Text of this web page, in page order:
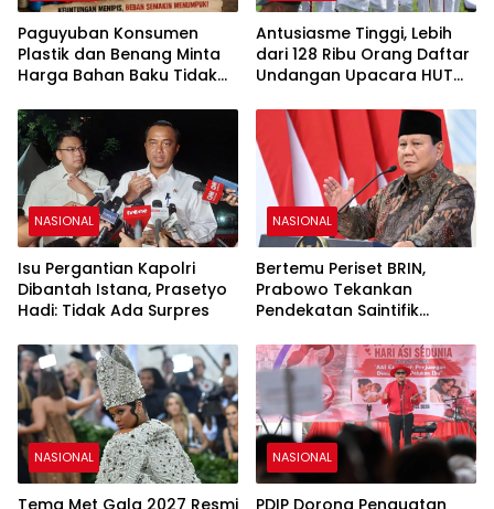
Paguyuban Konsumen
Plastik dan Benang Minta
Harga Bahan Baku Tidak
Antusiasme Tinggi, Lebih
dari 128 Ribu Orang Daftar
Undangan Upacara HUT
NASIONAL
Isu Pergantian Kapolri
Dibantah Istana, Prasetyo
Hadi: Tidak Ada Surpres
NASIONAL
Bertemu Periset BRIN,
Prabowo Tekankan
Pendekatan Saintifik
Bangsa
NASIONAL NASIONAL